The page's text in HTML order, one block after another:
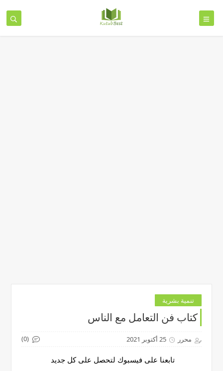
تنمية بشرية
كتاب فن التعامل مع الناس
محرر 25 أكتوبر 2021 (0)
تابعنا على فيسبوك لتحصل على كل جديد